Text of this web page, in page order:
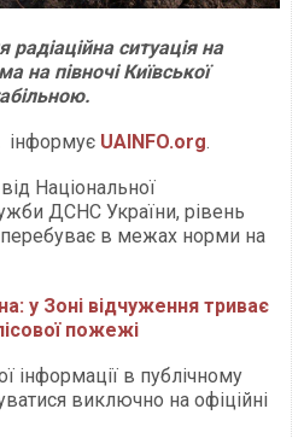
ситуація на
на півночі Київської
UAINFO.org.
Національної
ДСНС України, рівень
в межах норми на
у Зоні відчуження триває
пожежі
інформації в публічному
виключно на офіційні